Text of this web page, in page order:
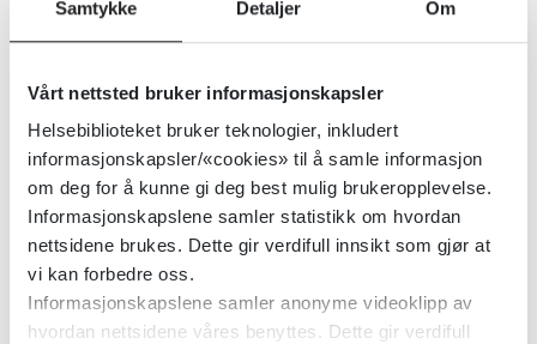
Samtykke Detaljer Om
Vårt nettsted bruker informasjonskapsler
Helsebiblioteket bruker teknologier, inkludert
informasjonskapsler/«cookies» til å samle informasjon
om deg for å kunne gi deg best mulig brukeropplevelse.
Informasjonskapslene samler statistikk om hvordan
nettsidene brukes. Dette gir verdifull innsikt som gjør at
vi kan forbedre oss.
Informasjonskapslene samler anonyme videoklipp av
hvordan nettsidene våres benyttes. Dette gir verdifull
Detaljer
Utviklingshemming - Støttende
teknologi på arbeidsplassen for
personer med utviklingshemming
Folkehelseinstituttet (FHI) 2022
Detaljer